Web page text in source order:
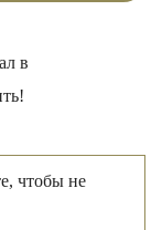
в
чтобы не